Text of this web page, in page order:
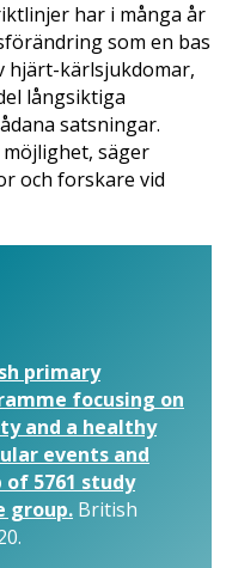
har i många år
som en bas
hjärt-kärlsjukdomar,
långsiktiga
satsningar.
säger
och forskare vid
primary
focusing on
and a healthy
events and
5761 study
group. British